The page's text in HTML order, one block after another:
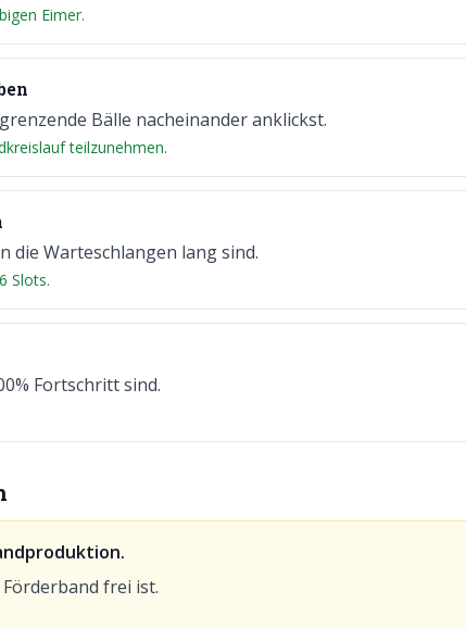
Eimer.
Bälle nacheinander anklickst.
teilzunehmen.
die Warteschlangen lang sind.
Slots.
Fortschritt sind.
frei ist.